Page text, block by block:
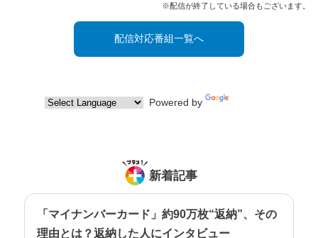
※配信が終了している場合もございます。
配信対応番組一覧へ
Powered by
新着記事
「マイナンバーカード」約90万枚“返納”、その
理由とは？返納した人にインタビュー